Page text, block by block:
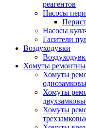
реагентов
Насосы
Насосы
Гасители
Воздуходувки
Хомуты
Хомуты
Хомуты
Хомуты